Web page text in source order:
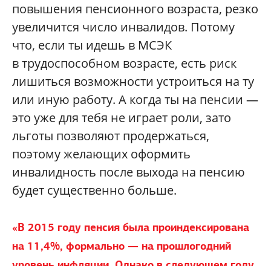
повышения пенсионного возраста, резко
увеличится число инвалидов. Потому
что, если ты идешь в МСЭК
в трудоспособном возрасте, есть риск
лишиться возможности устроиться на ту
или иную работу. А когда ты на пенсии —
это уже для тебя не играет роли, зато
льготы позволяют продержаться,
поэтому желающих оформить
инвалидность после выхода на пенсию
будет существенно больше.
«В 2015 году пенсия была проиндексирована
на 11,4%, формально — на прошлогодний